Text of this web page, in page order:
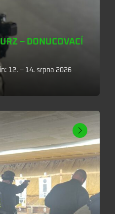
– DONUCOVACÍ
12. – 14. srpna 2026